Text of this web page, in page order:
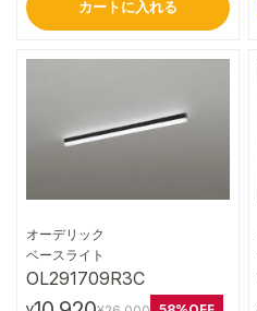
カートに入れる
オーデリック
ベースライト
OL291709R3C